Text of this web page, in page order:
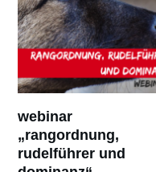
webinar
„rangordnung,
rudelführer und